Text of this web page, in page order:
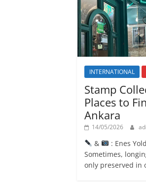
INTERNATIONAL
Stamp
Places to
Ankara
14/05/2026
&
: Enes
Sometimes,
only preserved in